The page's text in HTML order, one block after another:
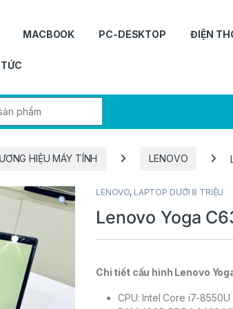
MACBOOK PC-DESKTOP ĐIỆN
HIỆU MÁY TÍNH LENOVO
LENOVO, LAPTOP DƯỚI 8 TRIỆU
Lenovo Yoga
Chi tiết cấu hình Lenovo
CPU: Intel Core i7-